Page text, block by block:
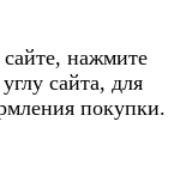
нажмите
сайта, для
покупки.